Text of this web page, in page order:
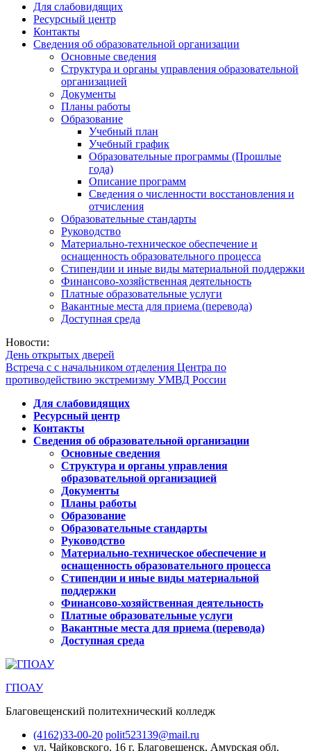
Для слабовидящих
Ресурсный центр
Контакты
Сведения об образовательной организации
Основные сведения
Структура и органы управления образовательной
организацией
Документы
Планы работы
Образование
Учебный план
Учебный график
Образовательные программы (Прошлые
года)
Описание программ
Сведения о численности восстановления и
отчисления
Образовательные стандарты
Руководство
Материально-техническое обеспечение и
оснащенность образовательного процесса
Стипендии и иные виды материальной поддержки
Финансово-хозяйственная деятельность
Платные образовательные услуги
Вакантные места для приема (перевода)
Доступная среда
Новости:
День открытых дверей
Встреча с с начальником отделения Центра по
противодействию экстремизму УМВД России
Для слабовидящих
Ресурсный центр
Контакты
Сведения об образовательной организации
Основные сведения
Структура и органы управления
образовательной организацией
Документы
Планы работы
Образование
Образовательные стандарты
Руководство
Материально-техническое обеспечение и
оснащенность образовательного процесса
Стипендии и иные виды материальной
поддержки
Финансово-хозяйственная деятельность
Платные образовательные услуги
Вакантные места для приема (перевода)
Доступная среда
ГПОАУ
Благовещенский политехнический колледж
(4162)33-00-20 polit523139@mail.ru
ул. Чайковского, 16 г. Благовещенск, Амурская обл.